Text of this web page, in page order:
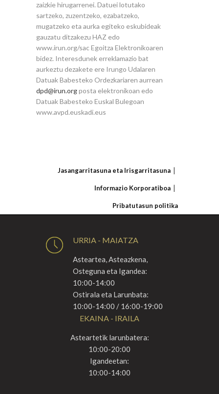
zaizkie hirugarrenei. Datuei lotutako
sartzeko, zuzentzeko, ezabatzeko,
mugatzeko eta aurka egiteko eskubideak
gauzatu ditzakezu HAZ edo
www.irun.org/sac Egoitza Elektronikoaren
bidez. Interesdunek erreklamazio bat
aurkeztu dezakete ere Irungo Udalaren
Datuak Babesteko Ordezkariaren aurrean
dpd@irun.orgposta elektronikoan edo
Datuak Babesteko Euskal Bulegoan
www.avpd.euskadi.eus
Jasangarritasuna eta Irisgarritasuna
Informazio Korporatiboa
Pribatutasun politika
URRIA - MAIATZA
Asteartea, Asteazkena,
Osteguna eta Igandea:
10:00-14:00
Ostirala eta Larunbata:
10:00-14:00 / 16:00-19:00
EKAINA - IRAILA
Asteartetik larunbatera:
10:00-20:00
Igandeetan:
10:00-14:00